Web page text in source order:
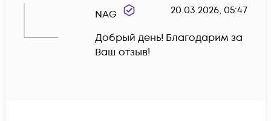
NAG 20.03.2026, 05:47
Добрый день! Благодарим за
Ваш отзыв!